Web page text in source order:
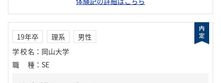
19年卒 理系
男性
学校名 ： 岡山大学
職種 ： SE